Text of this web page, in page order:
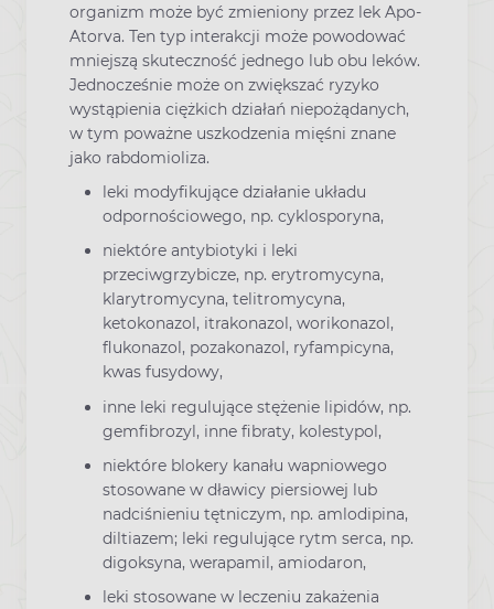
organizm może być zmieniony przez lek Apo-
Atorva. Ten typ interakcji może powodować
mniejszą skuteczność jednego lub obu leków.
Jednocześnie może on zwiększać ryzyko
wystąpienia ciężkich działań niepożądanych,
w tym poważne uszkodzenia mięśni znane
jako rabdomioliza.
leki modyfikujące działanie układu
odpornościowego, np. cyklosporyna,
niektóre antybiotyki i leki
przeciwgrzybicze, np. erytromycyna,
klarytromycyna, telitromycyna,
ketokonazol, itrakonazol, worikonazol,
flukonazol, pozakonazol, ryfampicyna,
kwas fusydowy,
inne leki regulujące stężenie lipidów, np.
gemfibrozyl, inne fibraty, kolestypol,
niektóre blokery kanału wapniowego
stosowane w dławicy piersiowej lub
nadciśnieniu tętniczym, np. amlodipina,
diltiazem; leki regulujące rytm serca, np.
digoksyna, werapamil, amiodaron,
leki stosowane w leczeniu zakażenia